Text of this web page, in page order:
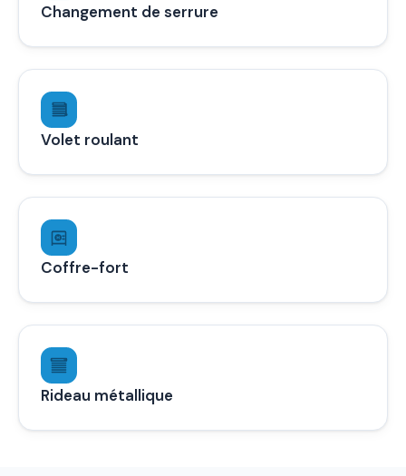
Changement de serrure
Volet roulant
Coffre-fort
Rideau métallique